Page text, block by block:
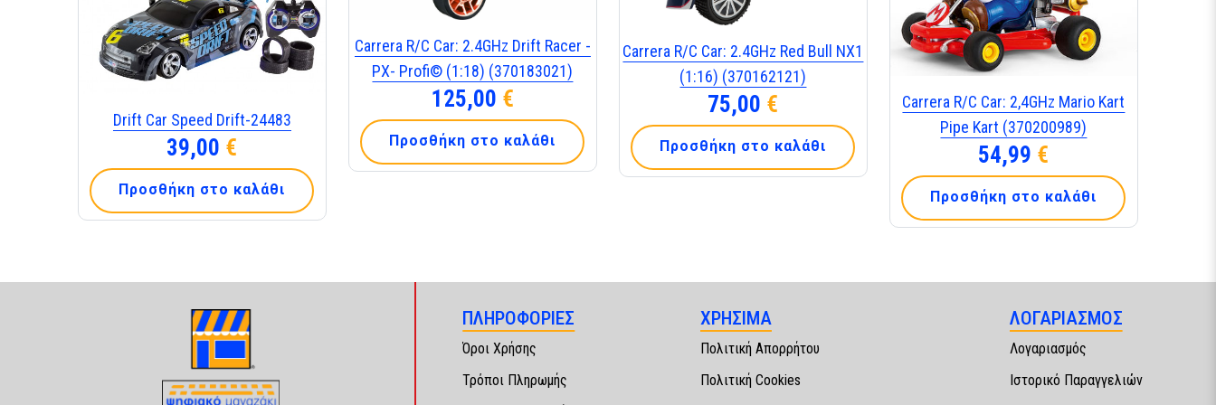
Drift Car Speed Drift-24483
39,00 €
Προσθήκη στο καλάθι
Carrera R/C Car: 2.4GHz Drift Racer -
PX- Profi© (1:18) (370183021)
125,00 €
Προσθήκη στο καλάθι
Carrera R/C Car: 2.4GHz Red Bull NX1
(1:16) (370162121)
75,00 €
Προσθήκη στο καλάθι
Carrera R/C Car: 2,4GHz Mario Kart
Pipe Kart (370200989)
54,99 €
Προσθήκη στο καλάθι
ΠΛΗΡΟΦΟΡΙΕΣ
Όροι Χρήσης
Τρόποι Πληρωμής
ΧΡΗΣΙΜΑ
Πολιτική Απορρήτου
Πολιτική Cookies
ΛΟΓΑΡΙΑΣΜΟΣ
Λογαριασμός
Ιστορικό Παραγγελιών